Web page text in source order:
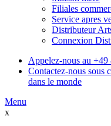
Filiales
Service apres
Distributeur
Connexion
Appelez-nous au +49
Contactez-nous sous
dans le monde
Menu
x